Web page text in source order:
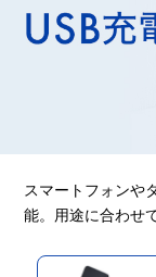
スマートフォンや
能。用途に合わせ